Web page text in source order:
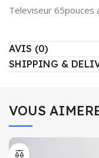
Televiseur
AVIS (0)
SHIPPING &
VOUS